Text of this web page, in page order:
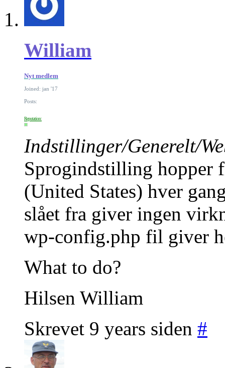
William
Nyt medlem
Joined: jan '17
Posts:
Reputation:
Indstillinger/Generelt/
Sprogindstilling hopper
(United States) hver
slået fra giver ingen
wp-config.php fil giver
What to do?
Hilsen William
Skrevet 9 years siden #